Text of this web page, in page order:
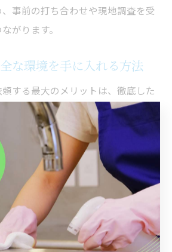
事前の打ち合わせや現地調査を受
がります。
な環境を手に入れる方法
する最大のメリットは、徹底した
作りにあります。岐阜県でも、専
フが、汚れの種類や建物の素材に合
選択し、短時間で効果的な作業を行
内部のカビやホコリは、家庭用の掃
んが、プロの分解洗浄なら健康リス
。また、床や窓ガラスの清掃も専
仕上がりが格段に違います。利用